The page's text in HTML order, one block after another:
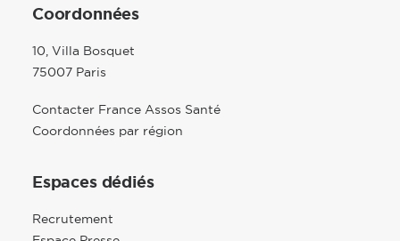
Coordonnées
10, Villa Bosquet
75007 Paris
Contacter France Assos Santé
Coordonnées par région
Espaces dédiés
Recrutement